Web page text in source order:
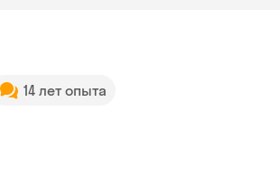
14 лет опыта